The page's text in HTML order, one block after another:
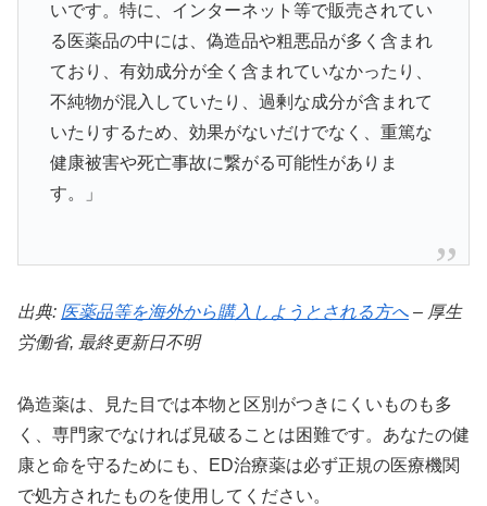
🕐 タダライト：24時間持続の週末パートナ
ー
⏰ 24〜36時間 の長時間効果持続
💰
10錠 1,870円〜 （1錠187円）
🍽️
シアリスと同成分で圧倒的な持続時間を実現。週末
を自由に楽しみたい方に最適な選択肢です。
タダライトで持続時間を確認
いです。特に、インターネット等で販売されてい
る医薬品の中には、偽造品や粗悪品が多く含まれ
ており、有効成分が全く含まれていなかったり、
不純物が混入していたり、過剰な成分が含まれて
いたりするため、効果がないだけでなく、重篤な
健康被害や死亡事故に繋がる可能性がありま
す。」
出典: 医薬品等を海外から購入しようとされる方へ – 厚生
労働省, 最終更新日不明
偽造薬は、見た目では本物と区別がつきにくいものも多
く、専門家でなければ見破ることは困難です。あなたの健
康と命を守るためにも、ED治療薬は必ず正規の医療機関
で処方されたものを使用してください。